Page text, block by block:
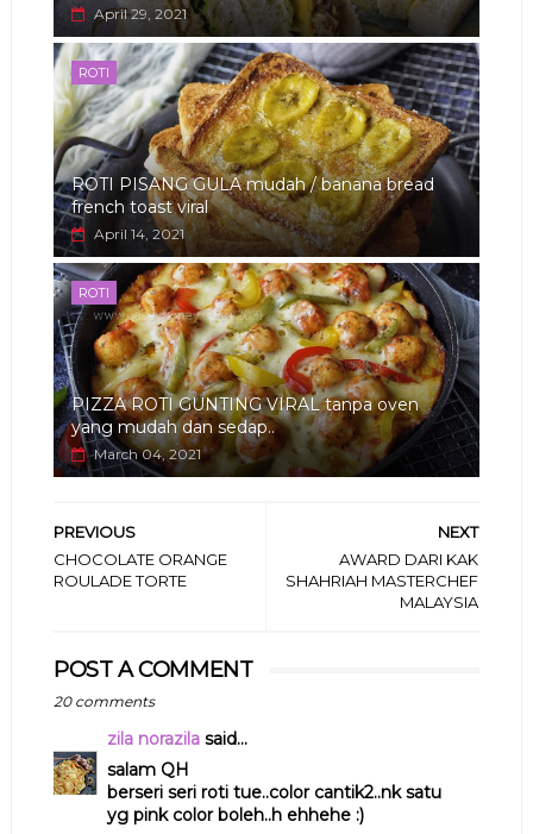
April 29, 2021
ROTI
ROTI PISANG GULA mudah / banana bread
french toast viral
April 14, 2021
ROTI
PIZZA ROTI GUNTING VIRAL tanpa oven
yang mudah dan sedap..
March 04, 2021
NEXT
AWARD DARI KAK
SHAHRIAH MASTERCHEF
MALAYSIA
PREVIOUS
CHOCOLATE ORANGE
ROULADE TORTE
POST A COMMENT
20 comments
zila norazilasaid...
salam QH
berseri seri roti tue..color cantik2..nk satu
yg pink color boleh..h ehhehe :)